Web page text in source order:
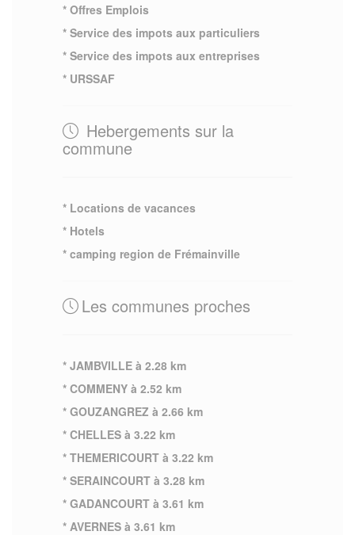
* Offres Emplois
* Service des impots aux particuliers
* Service des impots aux entreprises
* URSSAF
Hebergements sur la
commune
* Locations de vacances
* Hotels
* camping region de Frémainville
Les communes proches
* JAMBVILLE à 2.28 km
* COMMENY à 2.52 km
* GOUZANGREZ à 2.66 km
* CHELLES à 3.22 km
* THEMERICOURT à 3.22 km
* SERAINCOURT à 3.28 km
* GADANCOURT à 3.61 km
* AVERNES à 3.61 km